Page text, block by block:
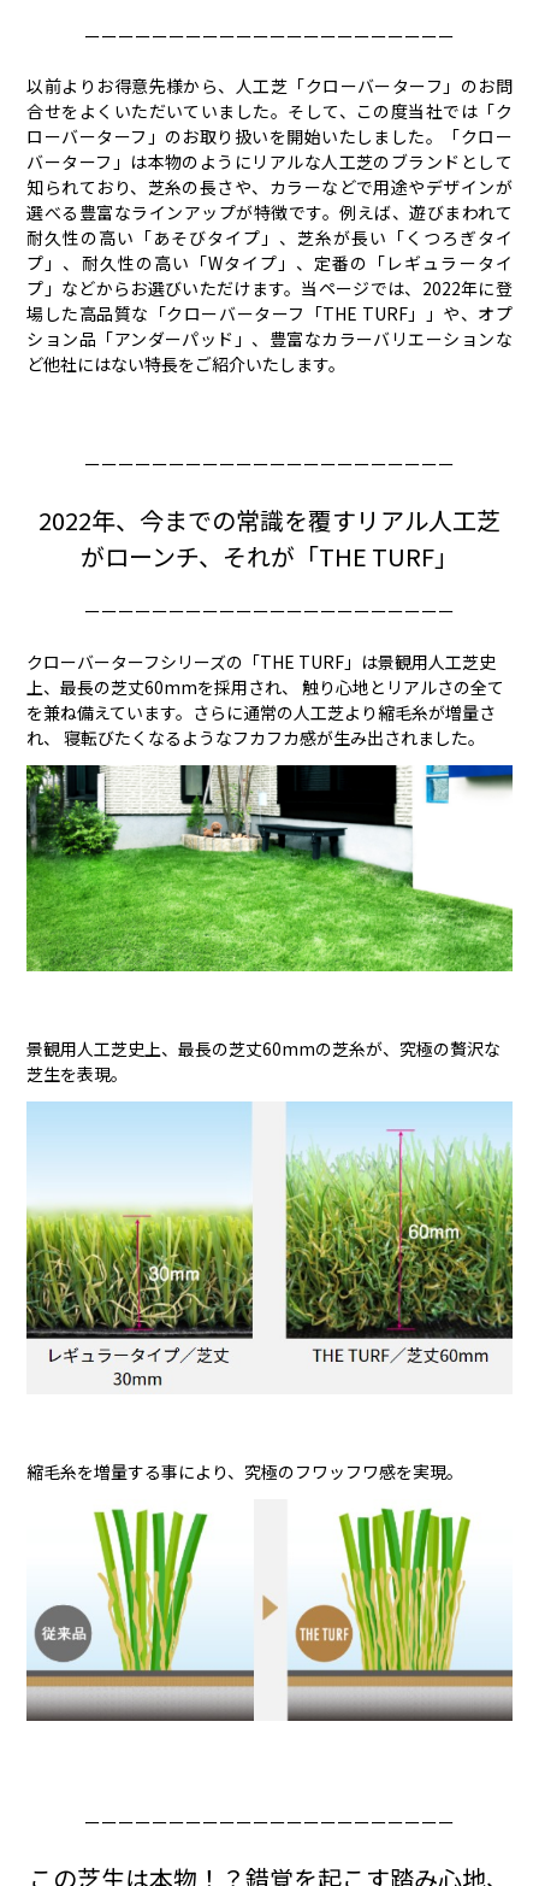
ーーーーーーーーーーーーーーーーーーーーーー
以前よりお得意先様から、人工芝「クローバーターフ」のお問
合せをよくいただいていました。そして、この度当社では「ク
ローバーターフ」のお取り扱いを開始いたしました。「クロー
バーターフ」は本物のようにリアルな人工芝のブランドとして
知られており、芝糸の長さや、カラーなどで用途やデザインが
選べる豊富なラインアップが特徴です。例えば、遊びまわれて
耐久性の高い「あそびタイプ」、芝糸が長い「くつろぎタイ
プ」、耐久性の高い「Wタイプ」、定番の「レギュラータイ
プ」などからお選びいただけます。当ページでは、2022年に登
場した高品質な「クローバーターフ「THE TURF」」や、オプ
ション品「アンダーパッド」、豊富なカラーバリエーションな
ど他社にはない特長をご紹介いたします。
ーーーーーーーーーーーーーーーーーーーーーー
2022年、今までの常識を覆すリアル人工芝
がローンチ、それが「THE TURF」
ーーーーーーーーーーーーーーーーーーーーーー
クローバーターフシリーズの「THE TURF」は景観用人工芝史
上、最長の芝丈60mmを採用され、 触り心地とリアルさの全て
を兼ね備えています。さらに通常の人工芝より縮毛糸が増量さ
れ、 寝転びたくなるようなフカフカ感が生み出されました。
景観用人工芝史上、最長の芝丈60mmの芝糸が、究極の贅沢な
芝生を表現。
縮毛糸を増量する事により、究極のフワッフワ感を実現。
ーーーーーーーーーーーーーーーーーーーーーー
この芝生は本物！？錯覚を起こす踏み心地、